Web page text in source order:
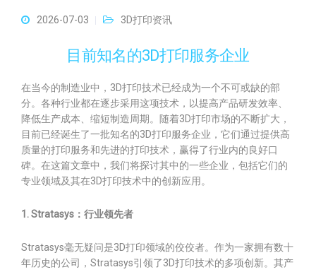
2026-07-03 3D打印资讯
目前知名的3D打印服务企业
在当今的制造业中，3D打印技术已经成为一个不可或缺的部
分。各种行业都在逐步采用这项技术，以提高产品研发效率、
降低生产成本、缩短制造周期。随着3D打印市场的不断扩大，
目前已经诞生了一批知名的3D打印服务企业，它们通过提供高
质量的打印服务和先进的打印技术，赢得了行业内的良好口
碑。在这篇文章中，我们将探讨其中的一些企业，包括它们的
专业领域及其在3D打印技术中的创新应用。
1. Stratasys：行业领先者
Stratasys毫无疑问是3D打印领域的佼佼者。作为一家拥有数十
年历史的公司，Stratasys引领了3D打印技术的多项创新。其产